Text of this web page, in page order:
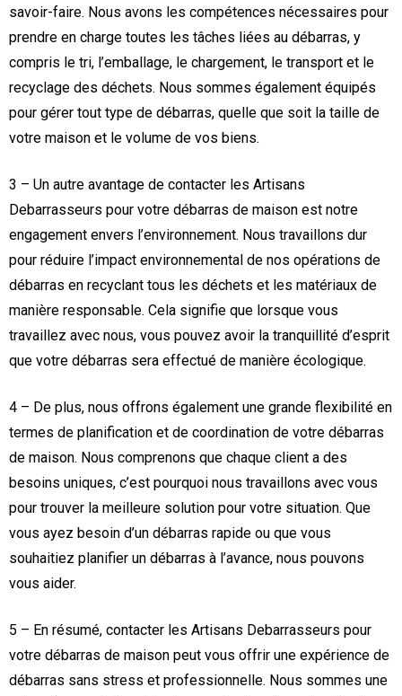
savoir-faire. Nous avons les compétences nécessaires pour
prendre en charge toutes les tâches liées au débarras, y
compris le tri, l’emballage, le chargement, le transport et le
recyclage des déchets. Nous sommes également équipés
pour gérer tout type de débarras, quelle que soit la taille de
votre maison et le volume de vos biens.
3 – Un autre avantage de contacter les Artisans
Debarrasseurs pour votre débarras de maison est notre
engagement envers l’environnement. Nous travaillons dur
pour réduire l’impact environnemental de nos opérations de
débarras en recyclant tous les déchets et les matériaux de
manière responsable. Cela signifie que lorsque vous
travaillez avec nous, vous pouvez avoir la tranquillité d’esprit
que votre débarras sera effectué de manière écologique.
4 – De plus, nous offrons également une grande flexibilité en
termes de planification et de coordination de votre débarras
de maison. Nous comprenons que chaque client a des
besoins uniques, c’est pourquoi nous travaillons avec vous
pour trouver la meilleure solution pour votre situation. Que
vous ayez besoin d’un débarras rapide ou que vous
souhaitiez planifier un débarras à l’avance, nous pouvons
vous aider.
5 – En résumé, contacter les Artisans Debarrasseurs pour
votre débarras de maison peut vous offrir une expérience de
débarras sans stress et professionnelle. Nous sommes une